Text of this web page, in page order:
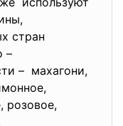
стран
–
– махагони,
розовое,